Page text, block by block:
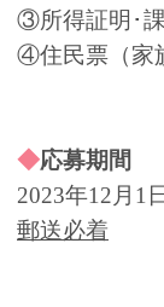
③所得証明･
④住民票（家
◆応募期間
2023年12月1
郵送必着